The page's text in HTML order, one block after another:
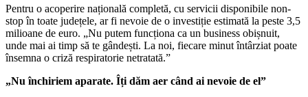
Pentru o acoperire națională completă, cu servicii disponibile non-
stop în toate județele, ar fi nevoie de o investiție estimată la peste 3,5
milioane de euro. „Nu putem funcționa ca un business obișnuit,
unde mai ai timp să te gândești. La noi, fiecare minut întârziat poate
însemna o criză respiratorie netratată.”
„Nu închiriem aparate. Îți dăm aer când ai nevoie de el”